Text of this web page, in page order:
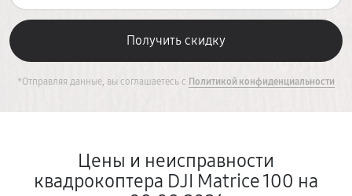
*Отправляя данные, вы соглашаетесь с Политикой конфиденциальности
Цены и неисправности
квадрокоптера DJI Matrice 100 на